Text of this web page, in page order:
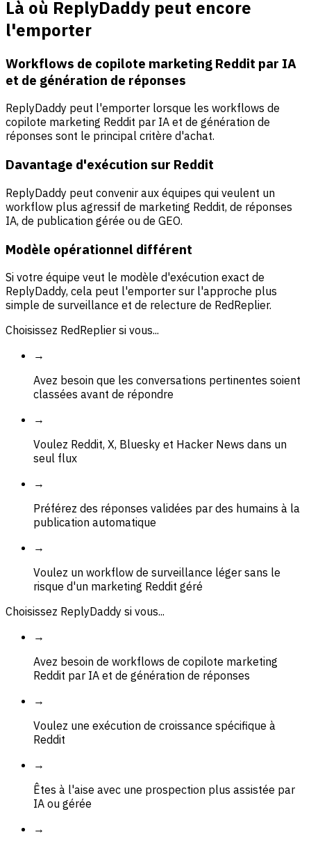
Là où ReplyDaddy peut encore
l'emporter
Workflows de copilote marketing Reddit par IA
et de génération de réponses
ReplyDaddy peut l'emporter lorsque les workflows de
copilote marketing Reddit par IA et de génération de
réponses sont le principal critère d'achat.
Davantage d'exécution sur Reddit
ReplyDaddy peut convenir aux équipes qui veulent un
workflow plus agressif de marketing Reddit, de réponses
IA, de publication gérée ou de GEO.
Modèle opérationnel différent
Si votre équipe veut le modèle d'exécution exact de
ReplyDaddy, cela peut l'emporter sur l'approche plus
simple de surveillance et de relecture de RedReplier.
Choisissez RedReplier si vous...
→
Avez besoin que les conversations pertinentes soient
classées avant de répondre
→
Voulez Reddit, X, Bluesky et Hacker News dans un
seul flux
→
Préférez des réponses validées par des humains à la
publication automatique
→
Voulez un workflow de surveillance léger sans le
risque d'un marketing Reddit géré
Choisissez ReplyDaddy si vous...
→
Avez besoin de workflows de copilote marketing
Reddit par IA et de génération de réponses
→
Voulez une exécution de croissance spécifique à
Reddit
→
Êtes à l'aise avec une prospection plus assistée par
IA ou gérée
→